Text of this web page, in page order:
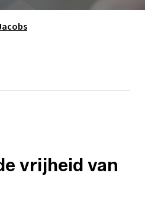
vrijheid van